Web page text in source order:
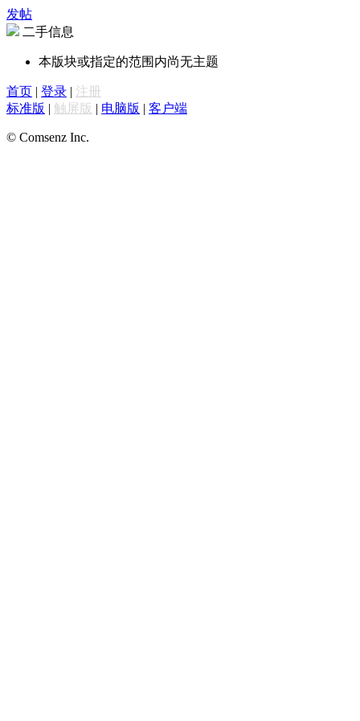
发帖
二手信息
本版块或指定的范围内尚无主题
首页 | 登录 | 注册
标准版 | 触屏版 | 电脑版 | 客户端
© Comsenz Inc.